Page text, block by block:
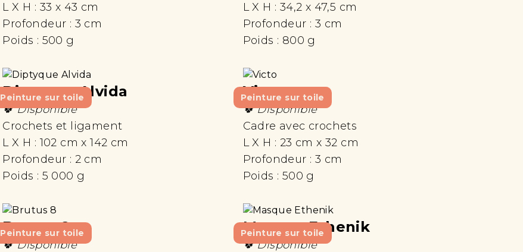
L X H : 33 x 43 cm
Profondeur : 3 cm
Poids : 500 g
Peinture sur toile
Diptyque Alvida
🍀 Disponible
Crochets et ligament
L X H : 102 cm x 142 cm
Profondeur : 2 cm
Poids : 5 000 g
Peinture sur toile
Brutus 8
🍀 Disponible
L X H : 34,2 x 47,5 cm
Profondeur : 3 cm
Poids : 800 g
Peinture sur toile
Victo
🍀 Disponible
Cadre avec crochets
L X H : 23 cm x 32 cm
Profondeur : 3 cm
Poids : 500 g
Peinture sur toile
Masque Ethenik
🍀 Disponible